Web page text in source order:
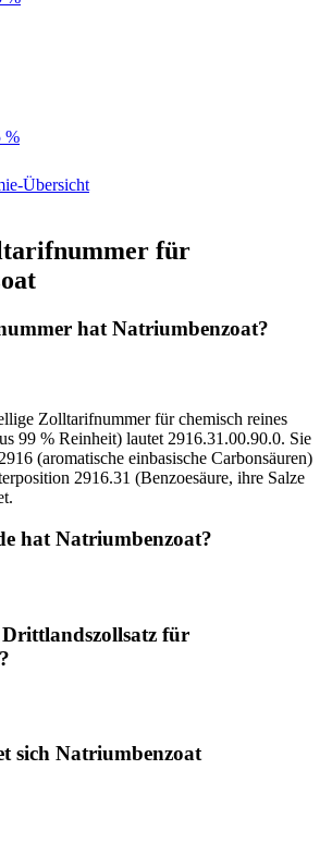
%
Übersicht
für
hat Natriumbenzoat?
Zolltarifnummer für chemisch reines
99 % Reinheit) lautet 2916.31.00.90.0. Sie
(aromatische einbasische Carbonsäuren)
2916.31 (Benzoesäure, ihre Salze
hat Natriumbenzoat?
für
sich Natriumbenzoat